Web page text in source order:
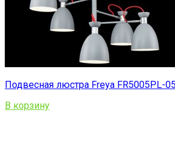
Подвесная люстра Freya FR5005PL-
В корзину